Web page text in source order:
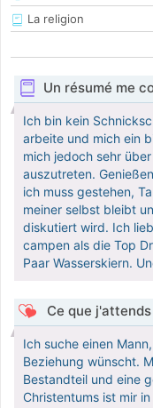
La religion
Un résumé me
Ich bin kein
arbeite und mich ein
mich jedoch sehr
auszutreten.
ich muss gestehen,
meiner selbst bleibt
diskutiert wird. Ich
campen als die Top
Paar Wasserskiern.
Ce que
Ich suche einen
Beziehung wünscht.
Bestandteil und eine
Christentums ist mir